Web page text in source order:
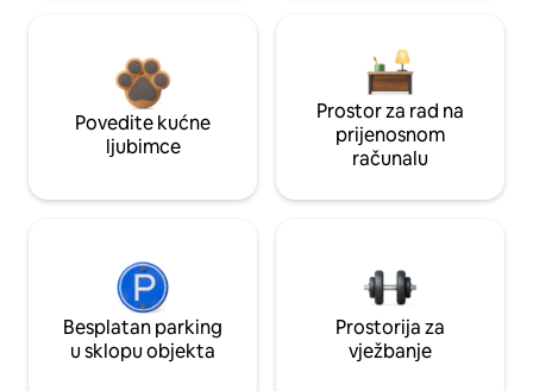
Povedite kućne
ljubimce
Prostor za rad na
prijenosnom
računalu
Besplatan parking
u sklopu objekta
Prostorija za
vježbanje